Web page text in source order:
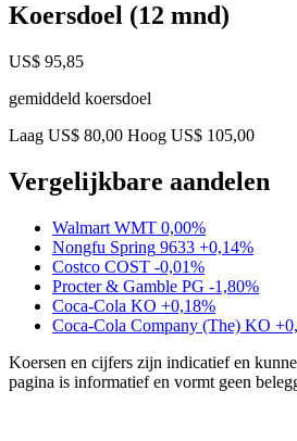
Koersdoel (12 mnd)
US$ 95,85
gemiddeld koersdoel
Laag US$ 80,00 Hoog US$ 105,00
Vergelijkbare aandelen
Walmart WMT 0,00%
Nongfu Spring 9633 +0,14%
Costco COST -0,01%
Procter & Gamble PG -1,80%
Coca-Cola KO +0,18%
Coca-Cola Company (The) KO
Koersen en cijfers zijn indicatief en
pagina is informatief en vormt geen